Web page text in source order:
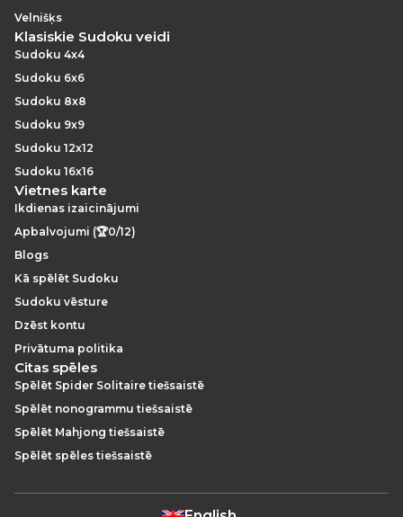
Velnišķs
Klasiskie Sudoku veidi
Sudoku 4x4
Sudoku 6x6
Sudoku 8x8
Sudoku 9x9
Sudoku 12x12
Sudoku 16x16
Vietnes karte
Ikdienas izaicinājumi
Apbalvojumi (🏆0/12)
Blogs
Kā spēlēt Sudoku
Sudoku vēsture
Dzēst kontu
Privātuma politika
Citas spēles
Spēlēt Spider Solitaire tiešsaistē
Spēlēt nonogrammu tiešsaistē
Spēlēt Mahjong tiešsaistē
Spēlēt spēles tiešsaistē